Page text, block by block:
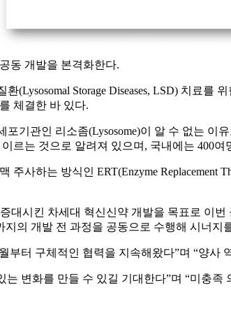
동 개발을 본격화한다.
(Lysosomal Storage Diseases, LSD) 치료
체결한 바 있다.
기관인 리소좀(Lysosome)이 알 수 없는 이
르는 것으로 알려져 있으며, 국내에는 400
사하는 방식인 ERT(Enzyme
대시킨 차세대 혁신신약 개발을 목표로 이
의 개발 전 과정을 공동으로 수행해 시너지
부터 구체적인 협력을 지속해왔다”며 “양
변화를 만들 수 있길 기대한다”며 “미충